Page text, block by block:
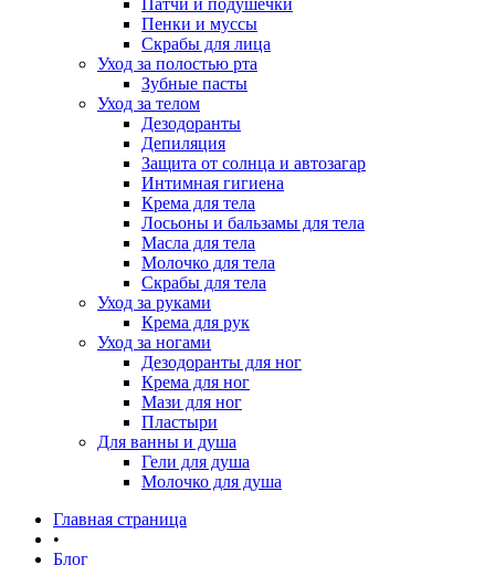
Патчи и подушечки
Пенки и муссы
Скрабы для лица
Уход за полостью рта
Зубные пасты
Уход за телом
Дезодоранты
Депиляция
Защита от солнца и автозагар
Интимная гигиена
Крема для тела
Лосьоны и бальзамы для тела
Масла для тела
Молочко для тела
Скрабы для тела
Уход за руками
Крема для рук
Уход за ногами
Дезодоранты для ног
Крема для ног
Мази для ног
Пластыри
Для ванны и душа
Гели для душа
Молочко для душа
Главная страница
•
Блог